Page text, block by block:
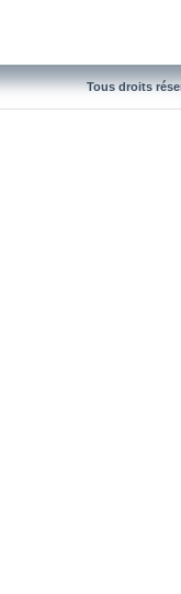
Tous droits